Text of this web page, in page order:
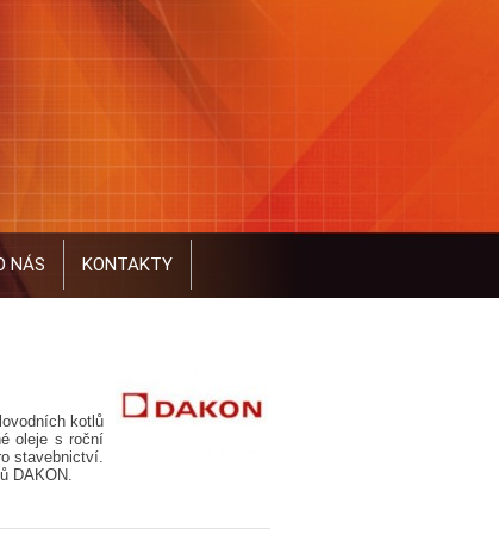
NÁS KONTAKTY
kotlů
oleje s roční
stavebnictví.
DAKON.